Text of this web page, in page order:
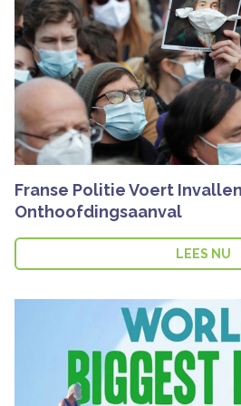
Franse Politie Voert
Onthoofdingsaanval
LEES NU